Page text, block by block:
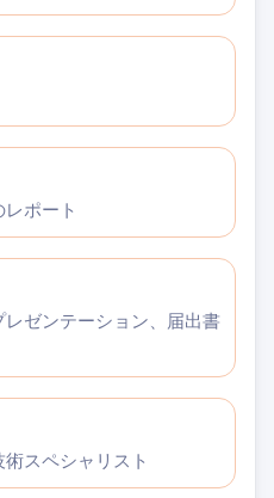
ポート
ゼンテーション、届出書
スペシャリスト